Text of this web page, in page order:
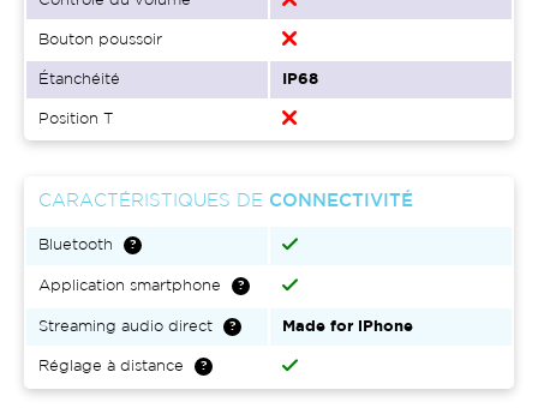
Bouton poussoir
Étanchéité IP68
Position T
CARACTÉRISTIQUES DE CONNECTIVITÉ
Bluetooth
Application smartphone
Streaming audio direct Made for iPhone
Réglage à distance